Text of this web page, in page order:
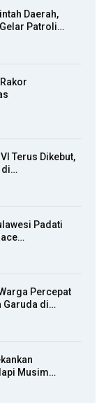
Daerah,
Patroli…
Terus Dikebut,
di…
Padati
Percepat
Garuda di…
Musim…